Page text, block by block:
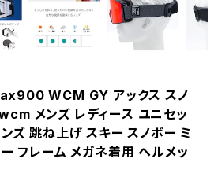
WCM GY アックス スノ
メンズ レディース ユニセッ
ズ 跳ね上げ スキー スノボー ミ
フレーム メガネ着用 ヘルメッ